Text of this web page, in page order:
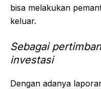
bisa melakukan
keluar.
Sebagai
investasi
Dengan adanya